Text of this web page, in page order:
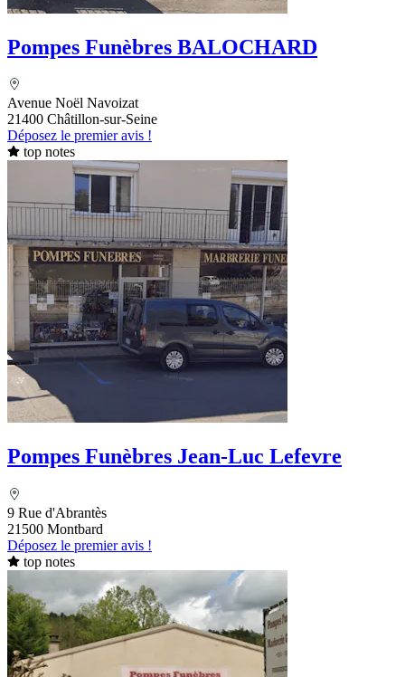
Pompes Funèbres BALOCHARD
Avenue Noël Navoizat
21400 Châtillon-sur-Seine
Déposez le premier avis !
top notes
Pompes Funèbres Jean-Luc Lefevre
9 Rue d'Abrantès
21500 Montbard
Déposez le premier avis !
top notes